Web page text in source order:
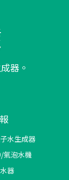
器。
水生成器
氣泡水機
器